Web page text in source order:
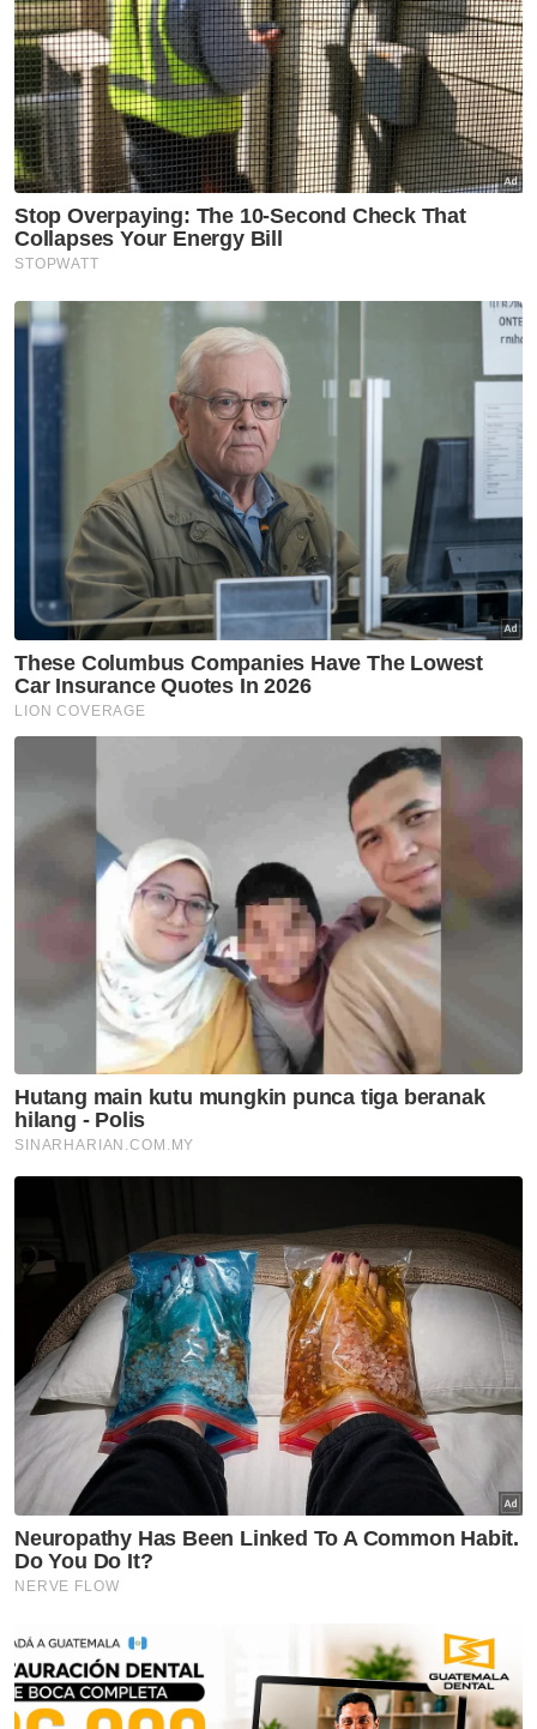
TMM 2026
Pelancong Muslim
Artikel Disyorkan
Nasional
132 kelas baharu Tabika Tunas
Istimewa, yuran RM100 -
Ahmad Zahid
Nasional
Jangan hukum pegawai KKDW
hadir program rasmi ketika
PRN - Ahmad Zahid
Nasional
[VIDEO] RCI Tabung Haji: BN
tidak kompromi jika terbukti
berlaku penyelewengan -
Ahmad Zahid
MEXCLUB perkukuh ekosistem
dan pembangunan luar bandar